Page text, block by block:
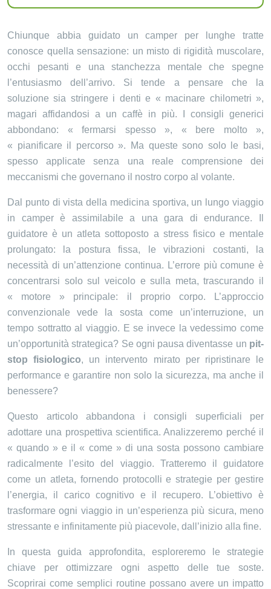
Chiunque abbia guidato un camper per lunghe tratte
conosce quella sensazione: un misto di rigidità muscolare,
occhi pesanti e una stanchezza mentale che spegne
l’entusiasmo dell’arrivo. Si tende a pensare che la
soluzione sia stringere i denti e « macinare chilometri »,
magari affidandosi a un caffè in più. I consigli generici
abbondano: « fermarsi spesso », « bere molto »,
« pianificare il percorso ». Ma queste sono solo le basi,
spesso applicate senza una reale comprensione dei
meccanismi che governano il nostro corpo al volante.
Dal punto di vista della medicina sportiva, un lungo viaggio
in camper è assimilabile a una gara di endurance. Il
guidatore è un atleta sottoposto a stress fisico e mentale
prolungato: la postura fissa, le vibrazioni costanti, la
necessità di un’attenzione continua. L’errore più comune è
concentrarsi solo sul veicolo e sulla meta, trascurando il
« motore » principale: il proprio corpo. L’approccio
convenzionale vede la sosta come un’interruzione, un
tempo sottratto al viaggio. E se invece la vedessimo come
un’opportunità strategica? Se ogni pausa diventasse un pit-
stop fisiologico, un intervento mirato per ripristinare le
performance e garantire non solo la sicurezza, ma anche il
benessere?
Questo articolo abbandona i consigli superficiali per
adottare una prospettiva scientifica. Analizzeremo perché il
« quando » e il « come » di una sosta possono cambiare
radicalmente l’esito del viaggio. Tratteremo il guidatore
come un atleta, fornendo protocolli e strategie per gestire
l’energia, il carico cognitivo e il recupero. L’obiettivo è
trasformare ogni viaggio in un’esperienza più sicura, meno
stressante e infinitamente più piacevole, dall’inizio alla fine.
In questa guida approfondita, esploreremo le strategie
chiave per ottimizzare ogni aspetto delle tue soste.
Scoprirai come semplici routine possano avere un impatto